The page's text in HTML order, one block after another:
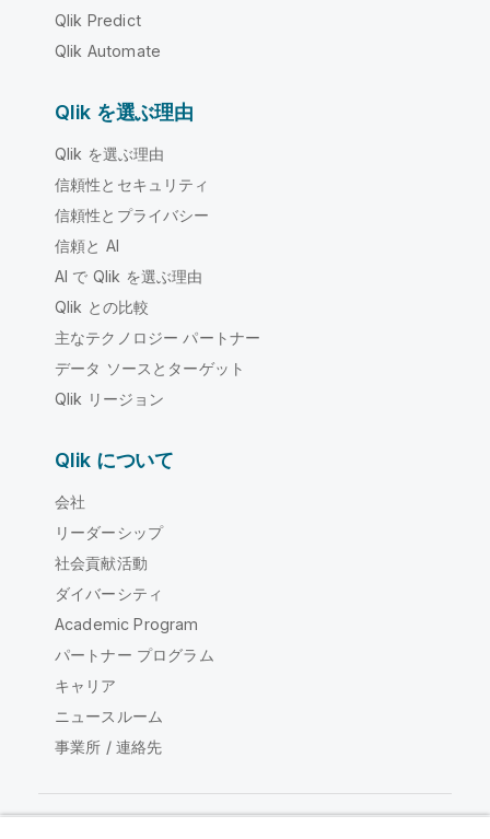
Qlik Predict
Qlik Automate
Qlik を選ぶ理由
Qlik を選ぶ理由
信頼性とセキュリティ
信頼性とプライバシー
信頼と AI
AI で Qlik を選ぶ理由
Qlik との比較
主なテクノロジー パートナー
データ ソースとターゲット
Qlik リージョン
Qlik について
会社
リーダーシップ
社会貢献活動
ダイバーシティ
Academic Program
パートナー プログラム
キャリア
ニュースルーム
事業所 / 連絡先